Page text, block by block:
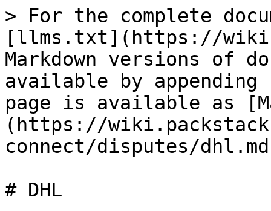
> For the complete
[llms.txt](https://
Markdown versions of
available by
page is available as
(https://
connect/disputes/
# DHL